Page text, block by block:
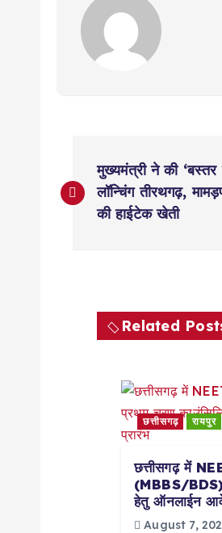
o
मुख्यमंत्री ने की ‘बस्तर
लॉन्चिंग तीरथगढ़,
की हाईटेक खेती
Related
छत्तीसगढ़ रायपुर
छत्तीसगढ़ में
(MBBS/BDS)
हेतु ऑनलाईन
August 7,